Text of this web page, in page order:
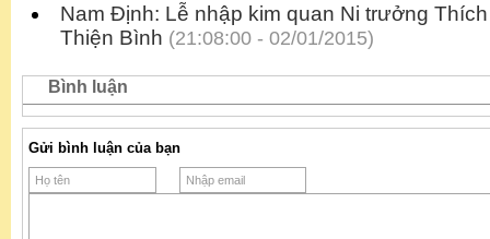
Nam Định: Lễ nhập kim quan Ni trưởng
Thiện Bình (21:08:00 - 02/01/2015)
Bình luận
Gửi bình luận của bạn